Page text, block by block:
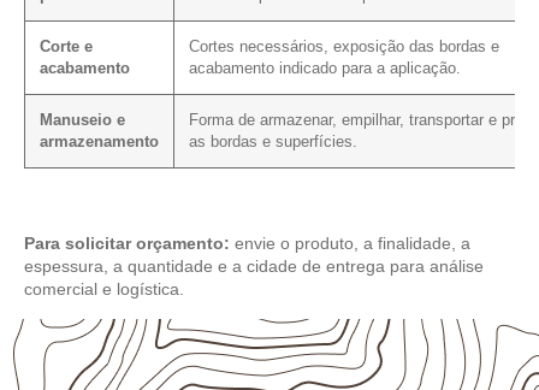
Corte e
acabamento
Cortes necessários, exposição das bordas e
acabamento indicado para a aplicação.
Manuseio e
armazenamento
Forma de armazenar, empilhar, transportar e
as bordas e superfícies.
Para solicitar orçamento: envie o produto, a finalidade, a
espessura, a quantidade e a cidade de entrega para análise
comercial e logística.